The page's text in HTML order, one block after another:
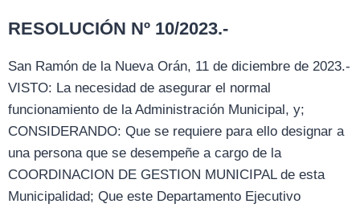
RESOLUCIÓN Nº 10/2023.-
San Ramón de la Nueva Orán, 11 de diciembre de 2023.-
VISTO: La necesidad de asegurar el normal
funcionamiento de la Administración Municipal, y;
CONSIDERANDO: Que se requiere para ello designar a
una persona que se desempeñe a cargo de la
COORDINACION DE GESTION MUNICIPAL de esta
Municipalidad; Que este Departamento Ejecutivo